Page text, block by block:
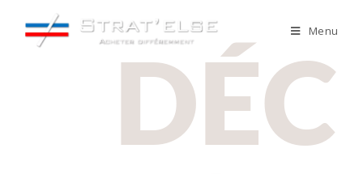
Menu
DÉC